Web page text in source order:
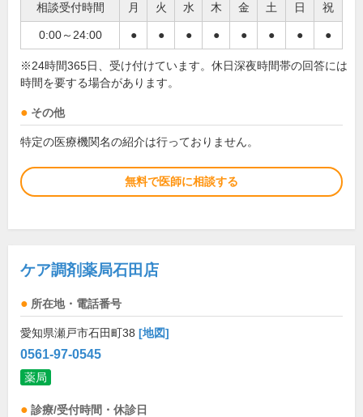
相談受付時間 月 火 水 木 金 土 日 祝
0:00～24:00 ● ● ● ● ● ● ● ●
※24時間365日、受け付けています。休日深夜時間帯の回答には
時間を要する場合があります。
その他
特定の医療機関名の紹介は行っておりません。
無料で医師に相談する
ケア調剤薬局石田店
所在地・電話番号
愛知県瀬戸市石田町38 [地図]
0561-97-0545
薬局
診療/受付時間・休診日